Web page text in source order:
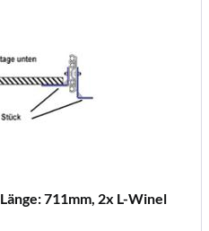
711mm, 2x L-Winel